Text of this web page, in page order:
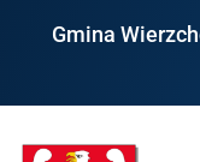
Gmina